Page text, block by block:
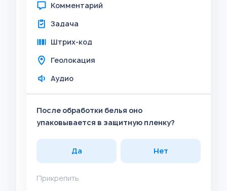
Комментарий
Задача
Штрих-код
Геолокация
Аудио
После обработки белья оно
упаковывается в защитную пленку?
Да Нет
Прикрепить